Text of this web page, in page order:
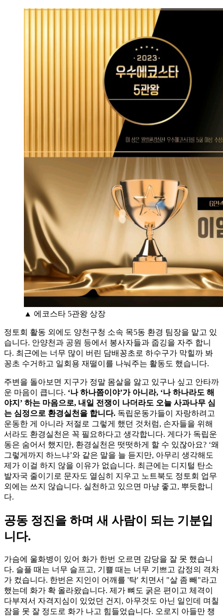
▲ 에코스타 5관왕 상장
정토회 활동 외에도 양천구청 소속 목5동 환경 팀장을 맡고 있
습니다. 안양천과 공원 등에서 봉사자들과 줍깅을 자주 합니
다. 최근에는 너무 많이 버린 담배꽁초로 하수구가 막힐까 봐
꽁초 수거하고 일회용 재떨이를 나눠주는 활동도 했습니다.
주변을 돌아보면 지구가 정말 몸살을 앓고 있구나 싶고 안타까
운 마음이 큽니다. ‘나 하나쯤이야’가 아니라, ‘나 하나라도 해
야지’ 하는 마음으로, 내일 전쟁이 나더라도 오늘 사과나무 심
는 심정으로 환경실천을 합니다. 독립운동가들이 자랑하려고
운동한 게 아니라 저절로 그렇게 했던 것처럼, 손자들을 위해
서라도 환경실천은 꼭 필요하다고 생각합니다. 게다가 독립운
동은 숨어서 했지만, 환경실천은 떳떳하게 할 수 있잖아요? ‘왜
그렇게까지 하느냐’와 같은 말을 늘 듣지만, 아무리 생각해도
제가 이걸 하지 않을 이유가 없습니다. 최근에는 디지털 탄소
발자국 줄이기로 문자도 열심히 지우고 노트북도 정토회 업무
외에는 쓰지 않습니다. 실천하고 있으면 마냥 좋고, 뿌듯합니
다.
공동 정진을 하며 새 사람이 되는 기분입
니다.
가슴에 울화병이 있어 화가 한번 오르면 감당을 잘 못 했습니
다. 슬플 때는 너무 슬프고, 기쁠 때는 너무 기쁘고 감정의 격차
가 컸습니다. 한번은 지인이 어깨를 '탁' 치면서 "살 좀 빼"라고
했는데 화가 확 올라왔습니다. 제가 뼈도 굵은 편이고 체격이
다부져서 자격지심이 있었던 건지, 아무것도 아닌 일인데 며칠
잠을 못 잘 정도로 화가 나고 힘들었습니다. 오로지 아들만 챙